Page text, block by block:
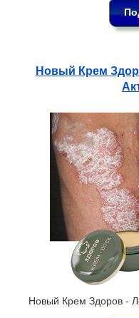
Новый Крем
Новый Крем Здоров -